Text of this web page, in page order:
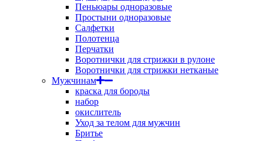
Пеньюары одноразовые
Простыни одноразовые
Салфетки
Полотенца
Перчатки
Воротнички для стрижки в рулоне
Воротнички для стрижки нетканые
Мужчинам
краска для бороды
набор
окислитель
Уход за телом для мужчин
Бритье